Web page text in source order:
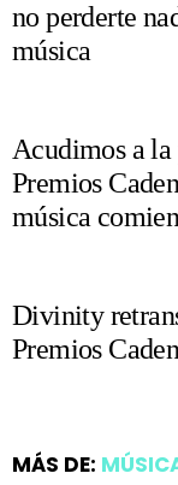
no perderte
música
Acudimos a
Premios
música
Divinity
Premios
MÁS DE: